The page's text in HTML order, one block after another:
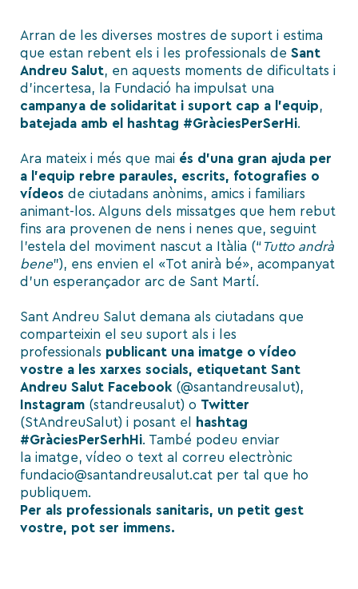
Arran de les diverses mostres de suport i estima
que estan rebent els i les professionals de Sant
Andreu Salut, en aquests moments de dificultats i
d’incertesa,
la Fundació ha impulsat una
campanya de solidaritat i suport cap a l’equip,
batejada amb el hashtag #GràciesPerSerHi.
Ara mateix i més que mai és d’una gran ajuda per
a l’equip rebre paraules, escrits, fotografies o
vídeos de ciutadans anònims, amics i familiars
animant-los. Alguns dels missatges que hem rebut
fins ara provenen de nens i nenes que, seguint
l’estela del moviment nascut a Itàlia (“ Tutto andrà
bene”), ens envien el «Tot anirà bé», acompanyat
d’un esperançador arc de Sant Martí.
Sant Andreu Salut demana als ciutadans que
comparteixin el seu suport als i les
professionals publicant una imatge o vídeo
vostre a les xarxes socials, etiquetant Sant
Andreu Salut Facebook (@santandreusalut),
Instagram (standreusalut) o Twitter
(StAndreuSalut) i posant el
hashtag
#GràciesPerSerhHi. També podeu enviar
la imatge, vídeo o text al correu electrònic
fundacio@santandreusalut.cat per tal que ho
publiquem.
Per als professionals sanitaris, un petit gest
vostre, pot ser immens.